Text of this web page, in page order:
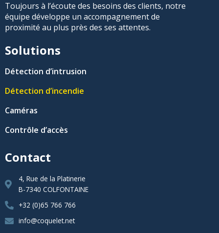
Toujours à l’écoute des besoins des clients, notre
équipe développe un accompagnement de
proximité au plus près des ses attentes.
Solutions
Détection d’intrusion
Détection d’incendie
Caméras
Contrôle d’accès
Contact
4, Rue de la Platinerie
B-7340 COLFONTAINE
+32 (0)65 766 766
info@coquelet.net